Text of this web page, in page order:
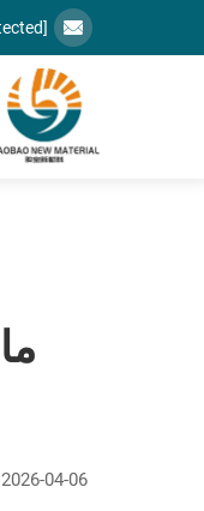
[email protected]
2026-04-06 09:35:00